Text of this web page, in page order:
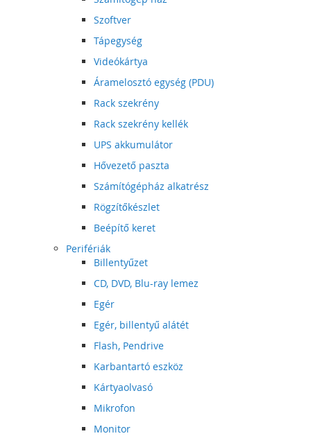
Szoftver
Tápegység
Videókártya
Áramelosztó egység (PDU)
Rack szekrény
Rack szekrény kellék
UPS akkumulátor
Hővezető paszta
Számítógépház alkatrész
Rögzítőkészlet
Beépítő keret
Perifériák
Billentyűzet
CD, DVD, Blu-ray lemez
Egér
Egér, billentyű alátét
Flash, Pendrive
Karbantartó eszköz
Kártyaolvasó
Mikrofon
Monitor